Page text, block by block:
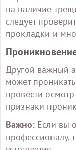
на наличие
следует
прокладки и
Другой важный
может
провести
признаки
Важно: Если вы
профессионалу,